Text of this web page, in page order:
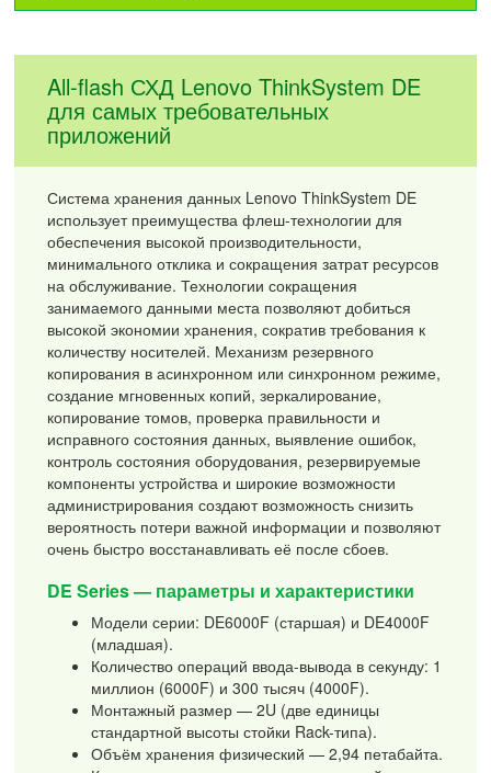
All-flash СХД Lenovo ThinkSystem DE
для самых требовательных
приложений
Система хранения данных Lenovo ThinkSystem DE
использует преимущества флеш-технологии для
обеспечения высокой производительности,
минимального отклика и сокращения затрат ресурсов
на обслуживание. Технологии сокращения
занимаемого данными места позволяют добиться
высокой экономии хранения, сократив требования к
количеству носителей. Механизм резервного
копирования в асинхронном или синхронном режиме,
создание мгновенных копий, зеркалирование,
копирование томов, проверка правильности и
исправного состояния данных, выявление ошибок,
контроль состояния оборудования, резервируемые
компоненты устройства и широкие возможности
администрирования создают возможность снизить
вероятность потери важной информации и позволяют
очень быстро восстанавливать её после сбоев.
DE Series — параметры и характеристики
Модели серии: DE6000F (старшая) и DE4000F
(младшая).
Количество операций ввода-вывода в секунду: 1
миллион (6000F) и 300 тысяч (4000F).
Монтажный размер — 2U (две единицы
стандартной высоты стойки Rack-типа).
Объём хранения физический — 2,94 петабайта.